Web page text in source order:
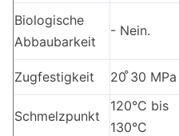
Biologische
Abbaubarkeit
- Nein.
Zugfestigkeit 20 ̊30 MPa
Schmelzpunkt
120°C bis
130°C